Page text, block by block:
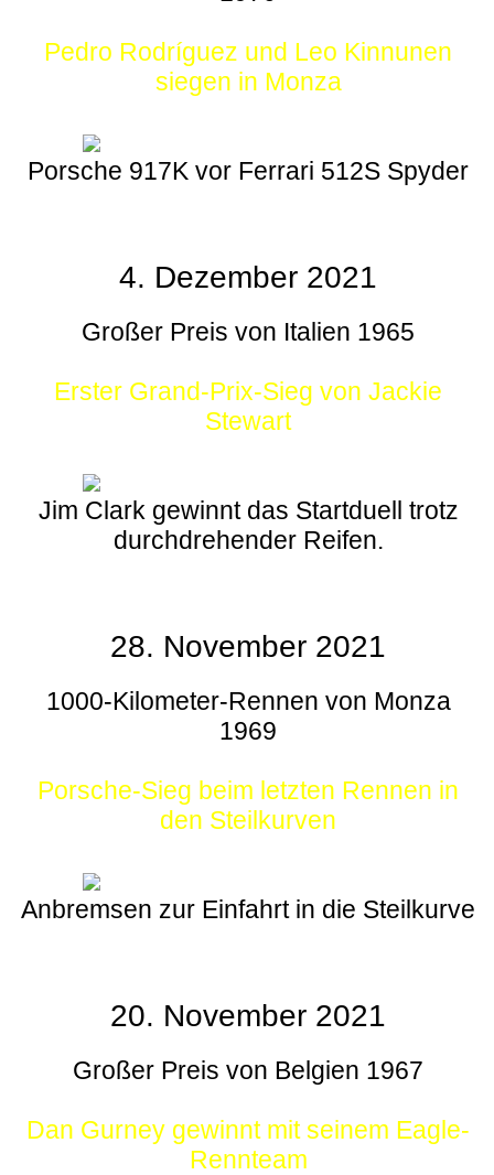
Pedro Rodríguez und Leo Kinnunen
siegen in Monza
Porsche 917K vor Ferrari 512S Spyder
4. Dezember 2021
Großer Preis von Italien 1965
Erster Grand-Prix-Sieg von Jackie
Stewart
Jim Clark gewinnt das Startduell trotz
durchdrehender Reifen.
28. November 2021
1000-Kilometer-Rennen von Monza
1969
Porsche-Sieg beim letzten Rennen in
den Steilkurven
Anbremsen zur Einfahrt in die Steilkurve
20. November 2021
Großer Preis von Belgien 1967
Dan Gurney gewinnt mit seinem Eagle-
Rennteam